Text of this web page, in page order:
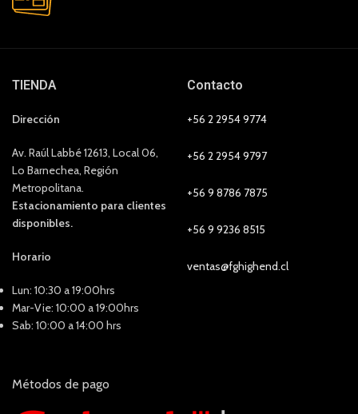
TIENDA
Dirección
Av. Raúl Labbé 12613, Local 06,
Lo Barnechea, Región
Metropolitana.
Estacionamiento para clientes
disponibles.
Horario
Lun: 10:30 a 19:00hrs
Mar-Vie: 10:00 a 19:00hrs
Sab: 10:00 a 14:00 hrs
Contacto
+56 2 2954 9774
+56 2 2954 9797
+56 9 8786 7875
+56 9 9236 8515
ventas@fghighend.cl
Métodos de pago